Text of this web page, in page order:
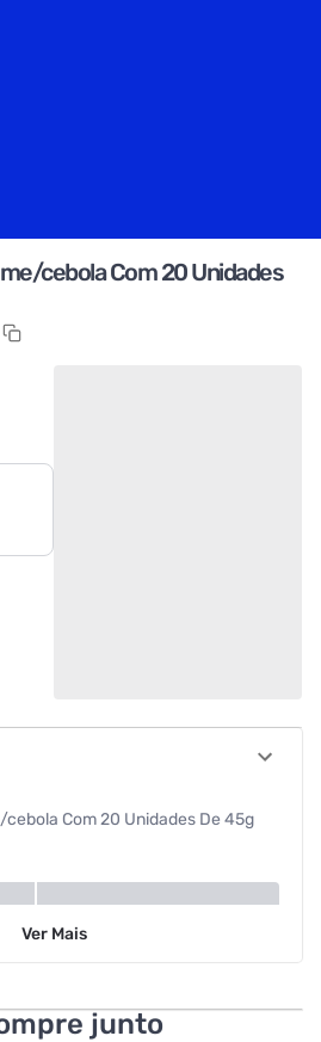
cebola Com 20 Unidades
Com 20 Unidades De 45g
Ver Mais
junto